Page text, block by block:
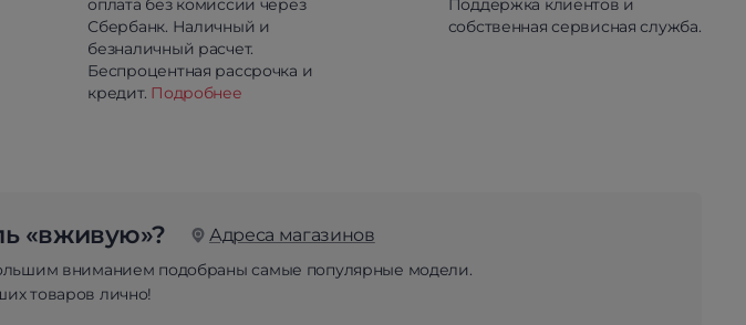
оплата без комиссии через
Сбербанк. Наличный и
безналичный расчет.
Беспроцентная рассрочка и
кредит. Подробнее
Поддержка клиентов и
собственная сервисная служба.
«вживую»? Адреса магазинов
вниманием подобраны самые популярные модели.
товаров лично!